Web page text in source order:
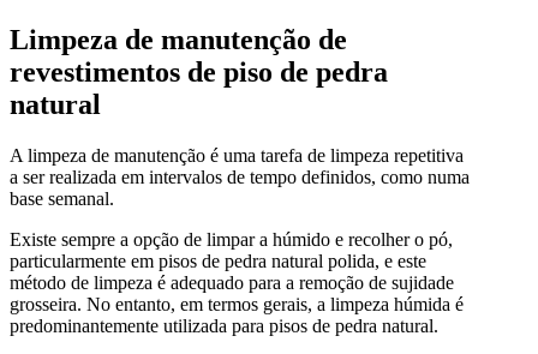
Limpeza de manutenção de
revestimentos de piso de pedra
natural
A limpeza de manutenção é uma tarefa de limpeza repetitiva
a ser realizada em intervalos de tempo definidos, como numa
base semanal.
Existe sempre a opção de limpar a húmido e recolher o pó,
particularmente em pisos de pedra natural polida, e este
método de limpeza é adequado para a remoção de sujidade
grosseira. No entanto, em termos gerais, a limpeza húmida é
predominantemente utilizada para pisos de pedra natural.